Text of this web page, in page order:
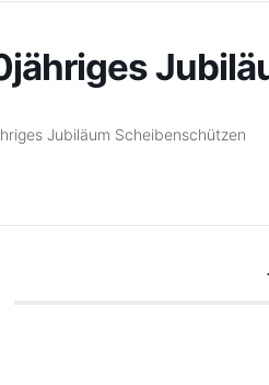
Jubiläum Scheibenschützen